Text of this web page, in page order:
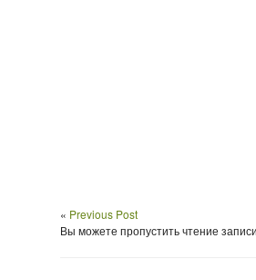
« Previous Post
Вы можете пропустить чтение